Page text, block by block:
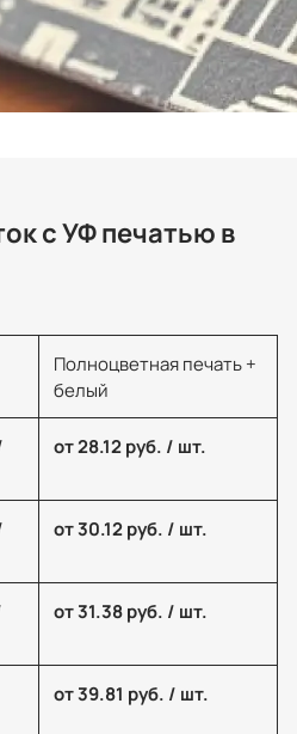
с УФ печатью в
Полноцветная печать +
белый
от 28.12 руб. / шт.
от 30.12 руб. / шт.
от 31.38 руб. / шт.
от 39.81 руб. / шт.